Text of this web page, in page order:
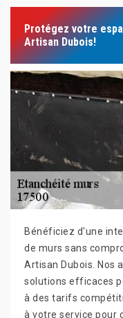
Protégez votre
Artisan Dubois!
Bénéficiez d'une
de murs sans
Artisan Dubois. Nos
solutions efficaces
à des tarifs
à votre service pour